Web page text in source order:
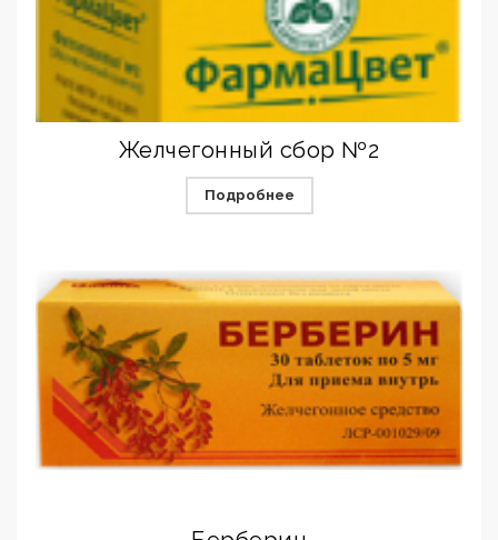
Желчегонный сбор №2
Подробнее